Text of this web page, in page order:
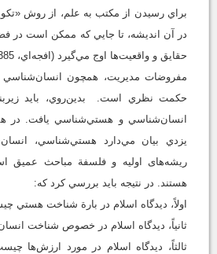
براي رسيدن از مکتب به علم، از روش
در آن انديشه، تا جايي که ممکن است در
حقايق و واقعيت‌ها اوج مي‌گيرد (افجه‌اي، 1385، ص4).
مفروضات مديريت، همچون
حکمت نظري است. بدين‌‌روي، بايد
انسان‌شناسي و هستي‌شناسي يافت. در
يزدي بيان مي‌دارد هستي‌شناسي،
ريشه‌های اوليه و فلسفة مباحث عميق
هستند. در نتيجه بايد بررسي کرد که:
اولاً، ديدگاه اسلام در بارة شناخت هستي
ثانياً، ديدگاه اسلام در خصوص شناخت